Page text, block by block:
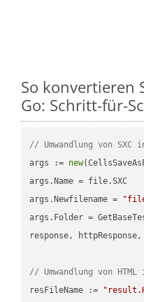
So konvertieren
Go: Schritt-für-
// Umwandlung von SXC
args := new
args.Name = file.SXC
args.Newfilename =
args.Folder =
response,
// Umwandlung von HTML
resFileName :=